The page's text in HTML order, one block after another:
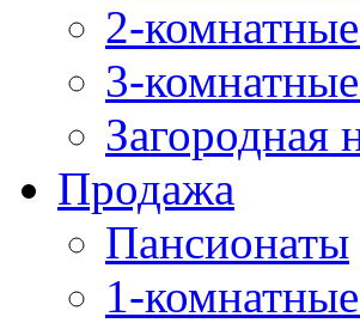
2-
3-
Загородная
Продажа
Пансионаты
1-